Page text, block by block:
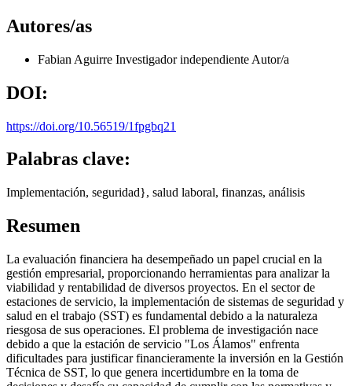
Autores/as
Fabian Aguirre Investigador independiente Autor/a
DOI:
https://doi.org/10.56519/1fpgbq21
Palabras clave:
Implementación, seguridad}, salud laboral, finanzas, análisis
Resumen
La evaluación financiera ha desempeñado un papel crucial en la
gestión empresarial, proporcionando herramientas para analizar la
viabilidad y rentabilidad de diversos proyectos. En el sector de
estaciones de servicio, la implementación de sistemas de seguridad y
salud en el trabajo (SST) es fundamental debido a la naturaleza
riesgosa de sus operaciones. El problema de investigación nace
debido a que la estación de servicio "Los Álamos" enfrenta
dificultades para justificar financieramente la inversión en la Gestión
Técnica de SST, lo que genera incertidumbre en la toma de